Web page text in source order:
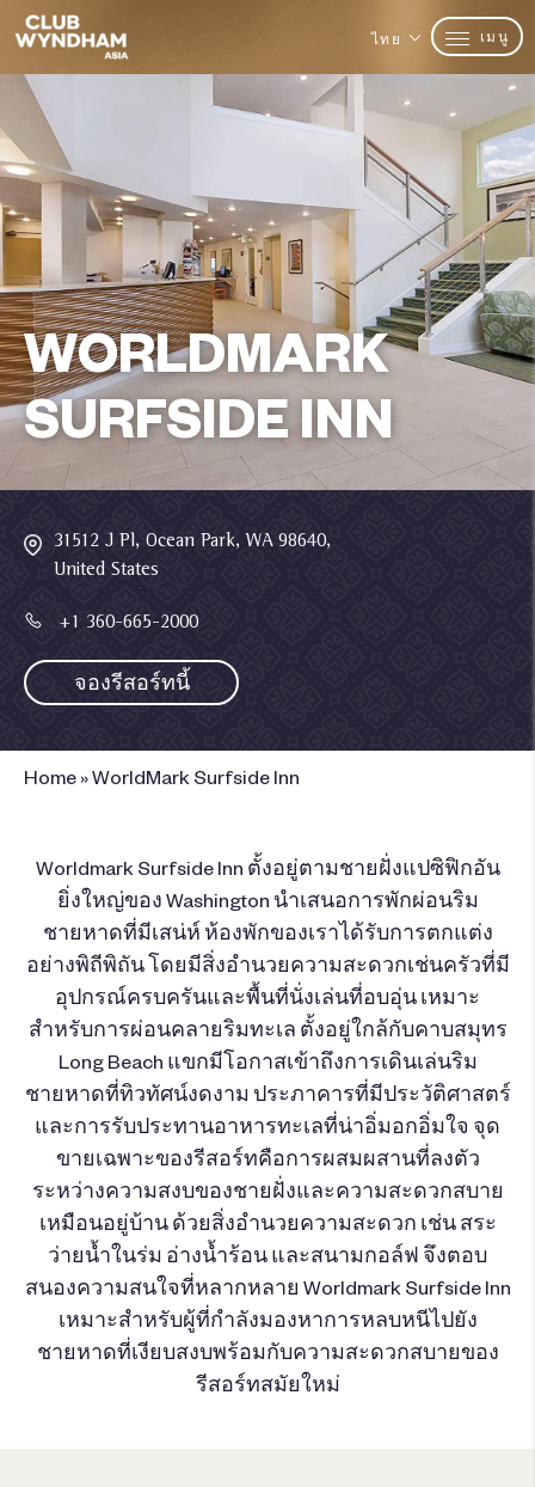
ไทย เมนู
WORLDMARK
SURFSIDE INN
31512 J Pl, Ocean Park, WA 98640,
United States
+1 360-665-2000
จองรีสอร์ทนี้
Home »WorldMark Surfside Inn
Worldmark Surfside Inn ตั้งอยู่ตามชายฝั่งแปซิฟิกอัน
ยิ่งใหญ่ของ Washington นำเสนอการพักผ่อนริม
ชายหาดที่มีเสน่ห์ ห้องพักของเราได้รับการตกแต่ง
อย่างพิถีพิถัน โดยมีสิ่งอำนวยความสะดวกเช่นครัวที่มี
อุปกรณ์ครบครันและพื้นที่นั่งเล่นที่อบอุ่น เหมาะ
สำหรับการผ่อนคลายริมทะเล ตั้งอยู่ใกล้กับคาบสมุทร
Long Beach แขกมีโอกาสเข้าถึงการเดินเล่นริม
ชายหาดที่ทิวทัศน์งดงาม ประภาคารที่มีประวัติศาสตร์
และการรับประทานอาหารทะเลที่น่าอิ่มอกอิ่มใจ จุด
ขายเฉพาะของรีสอร์ทคือการผสมผสานที่ลงตัว
ระหว่างความสงบของชายฝั่งและความสะดวกสบาย
เหมือนอยู่บ้าน ด้วยสิ่งอำนวยความสะดวก เช่น สระ
ว่ายน้ำในร่ม อ่างน้ำร้อน และสนามกอล์ฟ จึงตอบ
สนองความสนใจที่หลากหลาย Worldmark Surfside Inn
เหมาะสำหรับผู้ที่กำลังมองหาการหลบหนีไปยัง
ชายหาดที่เงียบสงบพร้อมกับความสะดวกสบายของ
รีสอร์ทสมัยใหม่